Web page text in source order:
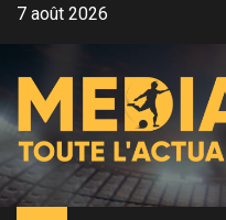
Aller7 août 2026